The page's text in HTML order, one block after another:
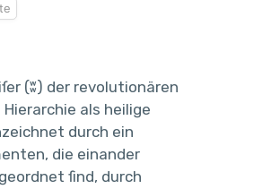
(ʬ) der revolutionären
Hierarchie als heilige
durch ein
die einander
ſind, durch